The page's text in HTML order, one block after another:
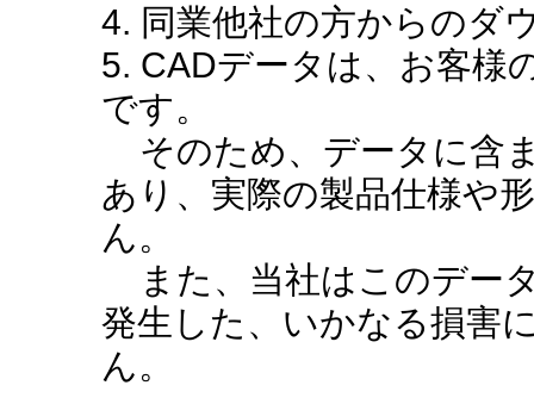
4. 同業他社の方からのダ
5. CADデータは、お客様
です。
そのため、データに含
あり、実際の製品仕様や
ん。
また、当社はこのデー
発生した、いかなる損害
ん。